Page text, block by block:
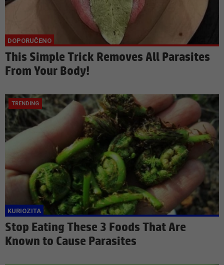
This Simple Trick Removes All Parasites
From Your Body!
Stop Eating These 3 Foods That Are
Known to Cause Parasites